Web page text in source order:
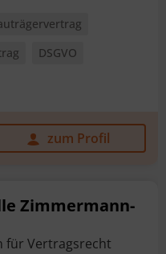
DSGVO
zum Profil
Zimmermann-
für Vertragsrecht